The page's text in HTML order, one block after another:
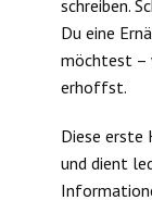
schreiben.
Du eine
möchtest –
erhoffst.
Diese erste
und dient